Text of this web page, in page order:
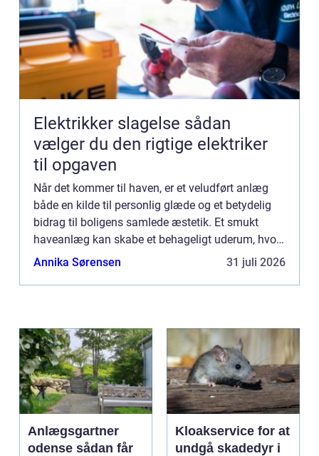
Elektrikker slagelse sådan
vælger du den rigtige elektriker
til opgaven
Når det kommer til haven, er et veludført anlæg
både en kilde til personlig glæde og et betydelig
bidrag til boligens samlede æstetik. Et smukt
haveanlæg kan skabe et behageligt uderum, hvor
alting blomstrer...
Annika Sørensen 31 juli 2026
Anlægsgartner
odense sådan får
Kloakservice for at
undgå skadedyr i